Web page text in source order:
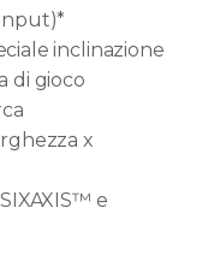
inclinazione
di gioco
x
e